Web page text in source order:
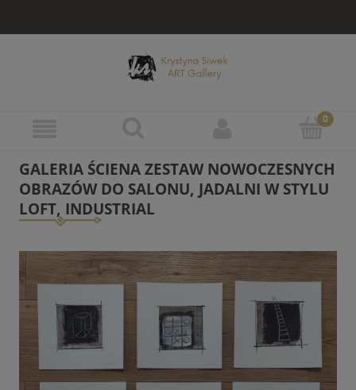
GALERIA ŚCIENA ZESTAW NOWOCZESNYCH
OBRAZÓW DO SALONU, JADALNI W STYLU
LOFT, INDUSTRIAL